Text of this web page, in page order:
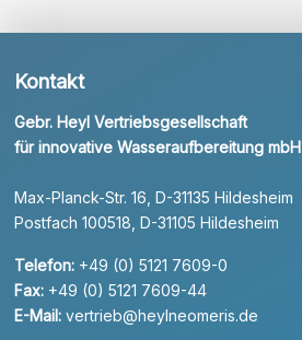
Kontakt
Gebr. Heyl Vertriebsgesellschaft
für innovative Wasseraufbereitung mbH
Max-Planck-Str. 16, D-31135 Hildesheim
Postfach 100518, D-31105 Hildesheim
Telefon: +49 (0) 5121 7609-0
Fax: +49 (0) 5121 7609-44
E-Mail: vertrieb@heylneomeris.de